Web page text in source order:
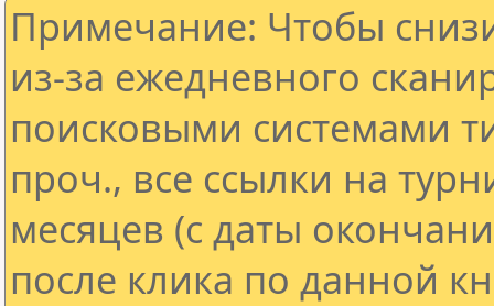
Примечание: Чтобы
из-за ежедневного
поисковыми системами
проч., все ссылки на
месяцев (с даты
после клика по данной